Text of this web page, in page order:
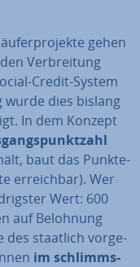
gehen
Ver­brei­tung
Credit-System
wurde dies bislang
In dem Konzept
baut das Punk­te­
er­reich­bar). Wer
Wert: 600
auf Belohnung
des staatlich vor­ge­
im schlimms­